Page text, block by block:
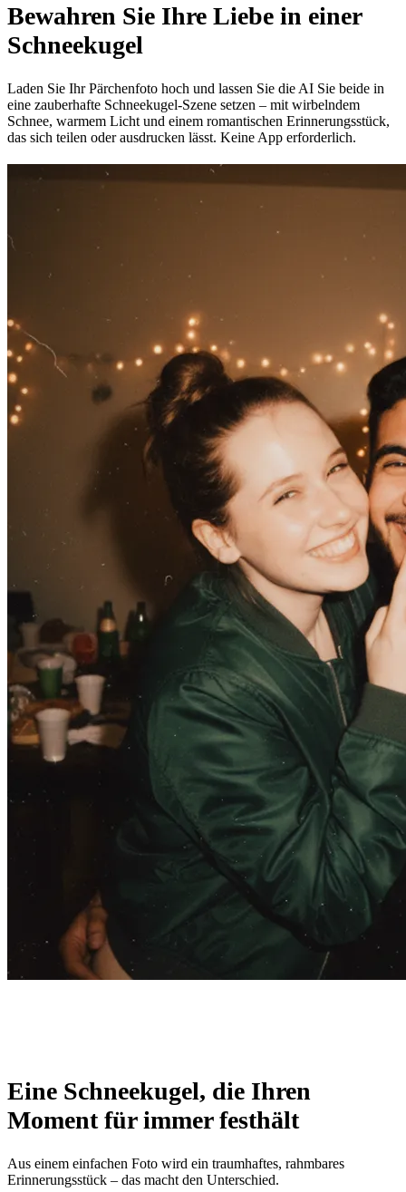
Bewahren Sie Ihre Liebe in einer
Schneekugel
Laden Sie Ihr Pärchenfoto hoch und lassen Sie die AI Sie beide in
eine zauberhafte Schneekugel-Szene setzen – mit wirbelndem
Schnee, warmem Licht und einem romantischen Erinnerungsstück,
das sich teilen oder ausdrucken lässt. Keine App erforderlich.
Eine Schneekugel, die Ihren
Moment für immer festhält
Aus einem einfachen Foto wird ein traumhaftes, rahmbares
Erinnerungsstück – das macht den Unterschied.